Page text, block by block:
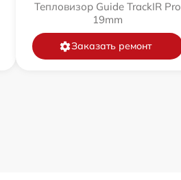
Тепловизор Guide TrackIR Pro
19mm
Заказать ремонт